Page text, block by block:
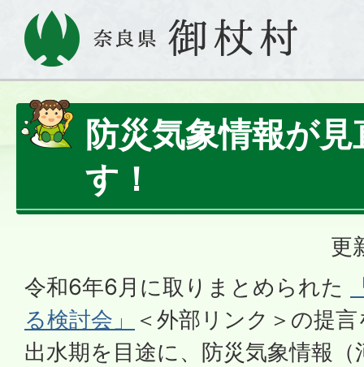
防災気象情報が
す！
更
令和6年6月に取りまとめられた
る検討会」
＜外部リンク＞の提
出水期を目途に、防災気象情報